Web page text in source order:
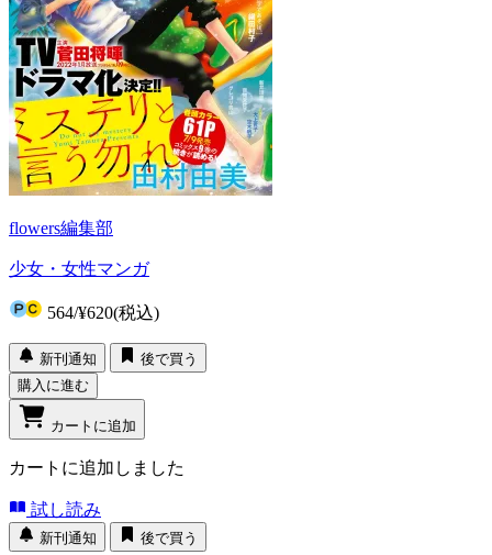
flowers編集部
少女・女性マンガ
564/¥620(税込)
新刊通知
後で買う
購入に進む
カートに追加
カートに追加しました
試し読み
新刊通知 後で買う